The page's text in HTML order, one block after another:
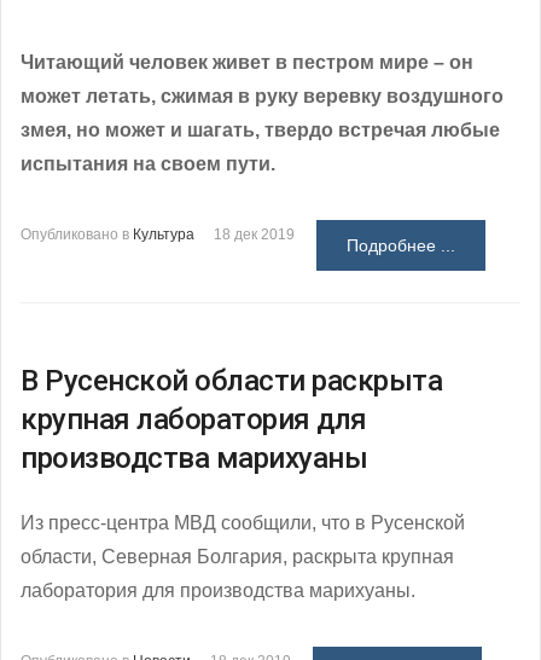
Читающий человек живет в пестром мире – он
может летать, сжимая в руку веревку воздушного
змея, но может и шагать, твердо встречая любые
испытания на своем пути.
Опубликовано в Культура 18 дек 2019
Подробнее ...
В Русенской области раскрыта
крупная лаборатория для
производства марихуаны
Из пресс-центра МВД сообщили, что в Русенской
области, Северная Болгария, раскрыта крупная
лаборатория для производства марихуаны.